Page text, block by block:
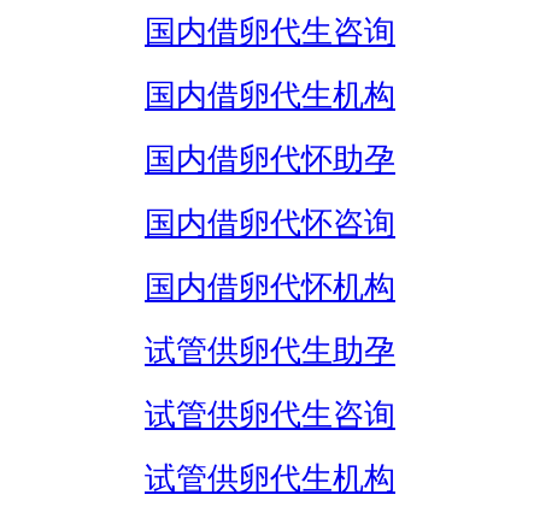
国内借卵代生咨询
国内借卵代生机构
国内借卵代怀助孕
国内借卵代怀咨询
国内借卵代怀机构
试管供卵代生助孕
试管供卵代生咨询
试管供卵代生机构